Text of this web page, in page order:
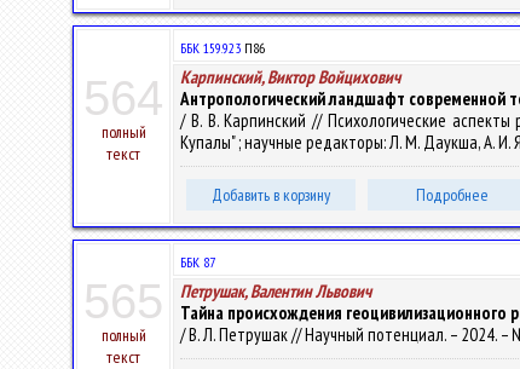
564
полный
текст
ББК 159.923 П86
Карпинский, Виктор Войцихович
Антропологический ландшафт современной
/ В. В. Карпинский // Психологические
Купалы" ; научные редакторы: Л. М. Даукша, А. И.
Добавить в корзину Подробнее
565
полный
текст
ББК 87
Петрушак, Валентин Львович
Тайна происхождения геоцивилизационного
/ В. Л. Петрушак // Научный потенциал. – 2024. –